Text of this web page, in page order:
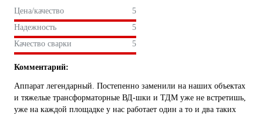
Цена/качество
5
Надежность
5
Качество сварки
5
Комментарий:
Аппарат легендарный. Постепенно заменили на наших объектах
и тяжелые трансформаторные ВД-шки и ТДМ уже не встретишь,
уже на каждой площадке у нас работает один а то и два таких